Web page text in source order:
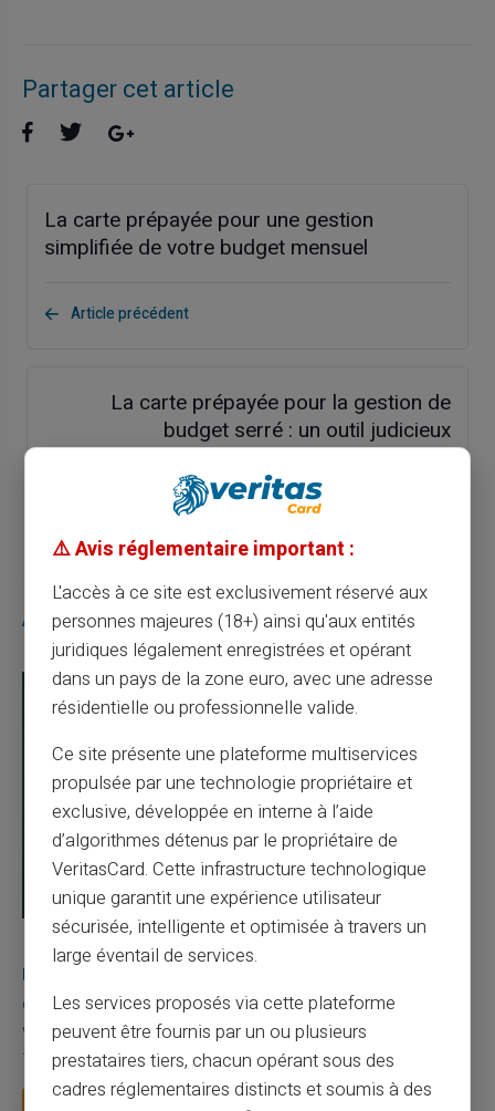
Partager cet article
La carte prépayée pour une gestion
simplifiée de votre budget mensuel
Article précédent
La carte prépayée pour la gestion de
budget serré : un outil judicieux
Articles similaires
03/08/2026 Veritas
Une carte bancaire gratuite sans compte, ça
existe ?
Vous avez tapé cette recherche parce que votre banque vous
facture 50 € par an pour une carte que vo...
⚠️ Avis réglementaire important :
L'accès à ce site est exclusivement réservé aux
personnes majeures (18+) ainsi qu'aux entités
juridiques légalement enregistrées et opérant
dans un pays de la zone euro, avec une adresse
résidentielle ou professionnelle valide.
Ce site présente une plateforme multiservices
propulsée par une technologie propriétaire et
exclusive, développée en interne à l’aide
d’algorithmes détenus par le propriétaire de
VeritasCard. Cette infrastructure technologique
unique garantit une expérience utilisateur
sécurisée, intelligente et optimisée à travers un
large éventail de services.
Les services proposés via cette plateforme
peuvent être fournis par un ou plusieurs
prestataires tiers, chacun opérant sous des
cadres réglementaires distincts et soumis à des